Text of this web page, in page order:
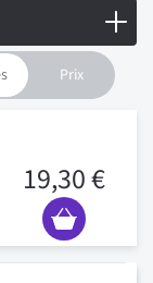
19,30 €